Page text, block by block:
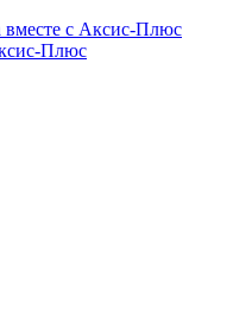
вместе с Аксис-Плюс
Плюс